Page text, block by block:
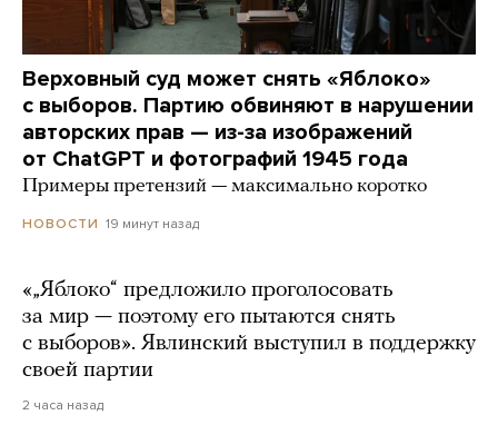
Верховный суд может снять «Яблоко»
с выборов. Партию обвиняют в нарушении
авторских прав — из-за изображений
от ChatGPT и фотографий 1945 года
Примеры претензий — максимально коротко
НОВОСТИ 19 минут назад
«„Яблоко“ предложило проголосовать
за мир — поэтому его пытаются снять
с выборов». Явлинский выступил в поддержку
своей партии
2 часа назад